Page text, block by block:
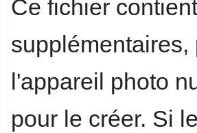
Ce fichier
l'appareil photo
pour le créer. Si